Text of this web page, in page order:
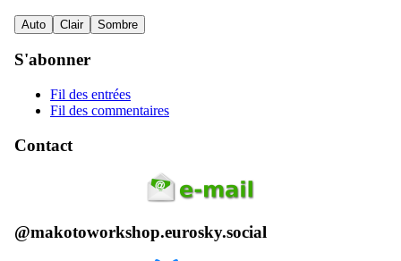
Auto Clair Sombre
S'abonner
Fil des entrées
Fil des commentaires
Contact
@makotoworkshop.eurosky.social